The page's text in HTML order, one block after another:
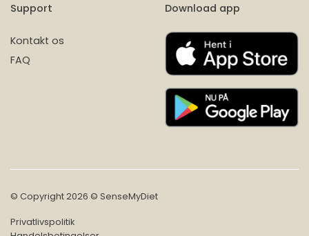
Support
Kontakt os
FAQ
Download app
© Copyright 2026 © SenseMyDiet
Privatlivspolitik